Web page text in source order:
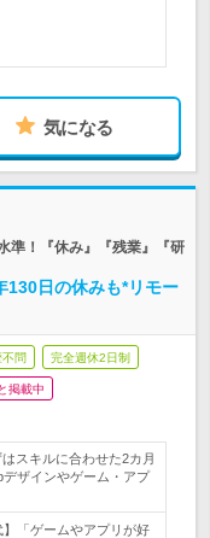
気になる
準！『休み』『残業』『研
130日の休みも*リモー
問 完全週休2日制
掲載中
スキルに合わせた2カ月
ザインやゲーム・アプ
】「ゲームやアプリが好